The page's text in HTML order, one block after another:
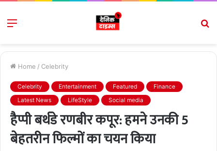
Menu
Home / Celebrity
Celebrity Entertainment Featured
Finance
Latest News
LifeStyle Social media
हैप्पी बर्थडे रणबीर कपूर: हमने उनकी 5
बेहतरीन फिल्मों का चयन किया